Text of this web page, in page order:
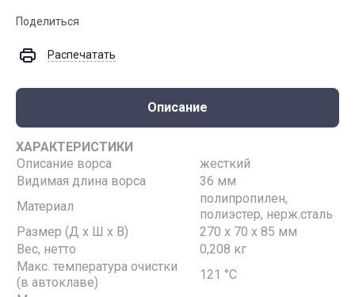
Поделиться
Распечатать
Описание
ХАРАКТЕРИСТИКИ
Описание ворса
жесткий
Видимая длина ворса
36 мм
Материал
полипропилен,
полиэстер, нерж.сталь
Размер (Д х Ш х В)
270 х 70 х 85 мм
Вес, нетто
0,208 кг
Макс. температура очистки
(в автоклаве)
121 °С